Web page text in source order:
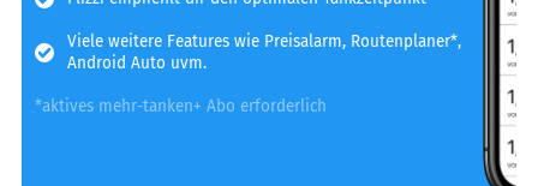
Viele weitere Features wie Preisalarm, Routenplaner*,
Android Auto uvm.
*aktives mehr-tanken+ Abo erforderlich